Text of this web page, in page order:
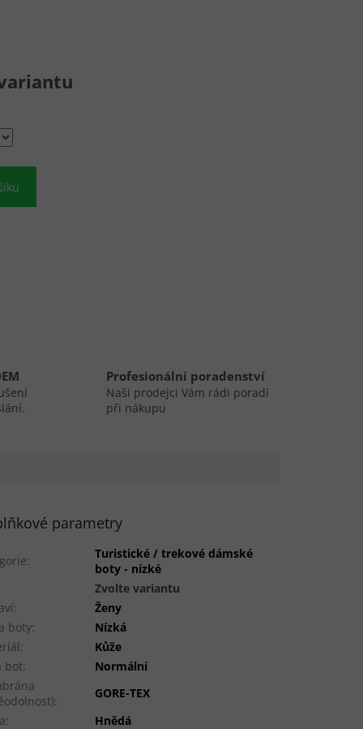
Profesionální poradenství
Naši prodejci Vám rádi poradí
při nákupu
parametry
:
Turistické / trekové dámské
boty - nízké
Zvolte variantu
:
Ženy
boty:
Nízká
:
Kůže
bot:
Normální
:
GORE-TEX
:
Hnědá